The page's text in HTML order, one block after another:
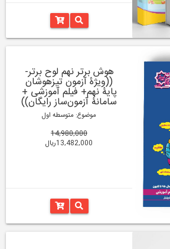
هوش برتر نهم لوح برتر-
((ویژۀ آزمون تیزهوشان
پایۀ نهم+ فیلم آموزشی +
سامانۀ آزمون‌ساز رایگان))
موضوع: متوسطه اول
14,980,000
13,482,000ریال